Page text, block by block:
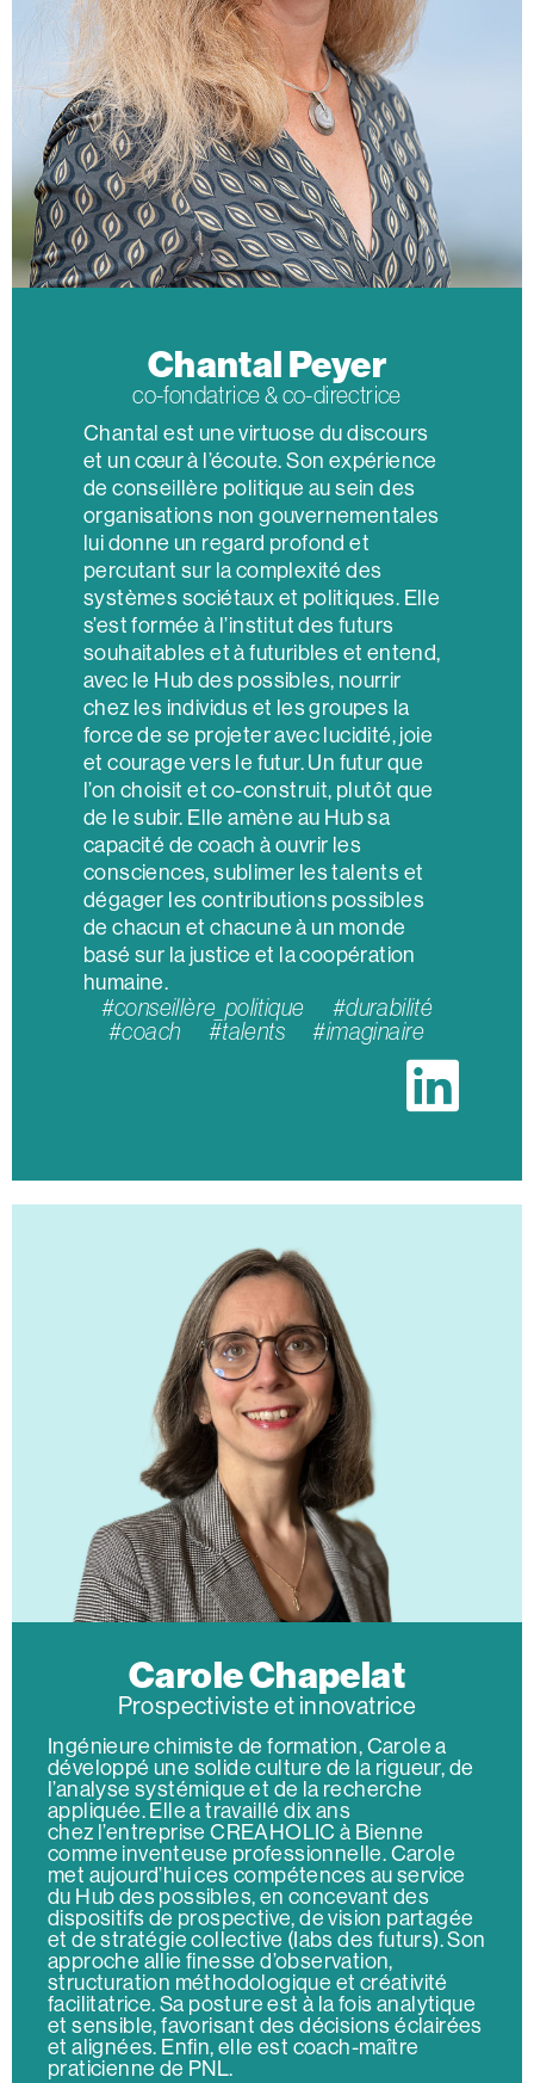
Chantal Peyer​
co-fondatrice & co-directrice​
Chantal est une virtuose du discours
et un cœur à l’écoute. Son expérience
de conseillère politique au sein des
organisations non gouvernementales
lui donne un regard profond et
percutant sur la complexité des
systèmes sociétaux et politiques. Elle
s’est formée à l’institut des futurs
souhaitables et à futuribles et entend,
avec le Hub des possibles, nourrir
chez les individus et les groupes la
force de se projeter avec lucidité, joie
et courage vers le futur. Un futur que
l’on choisit et co-construit, plutôt que
de le subir. Elle amène au Hub sa
capacité de coach à ouvrir les
consciences, sublimer les talents et
dégager les contributions possibles
de chacun et chacune à un monde
basé sur la justice et la coopération
humaine.
#conseillère_politique #durabilité
#coach #talents #imaginaire
Carole Chapelat
Prospectiviste et innovatrice
Ingénieure chimiste de formation, Carole a
développé une solide culture de la rigueur, de
l’analyse systémique et de la recherche
appliquée. Elle a travaillé dix ans
chez l’entreprise CREAHOLIC à Bienne
comme inventeuse professionnelle. Carole
met aujourd’hui ces compétences au service
du Hub des possibles, en concevant des
dispositifs de prospective, de vision partagée
et de stratégie collective (Iabs des futurs). Son
approche allie finesse d’observation,
structuration méthodologique et créativité
facilitatrice. Sa posture est à la fois analytique
et sensible, favorisant des décisions éclairées
et alignées. Enfin, elle est coach-maître
praticienne de PNL.